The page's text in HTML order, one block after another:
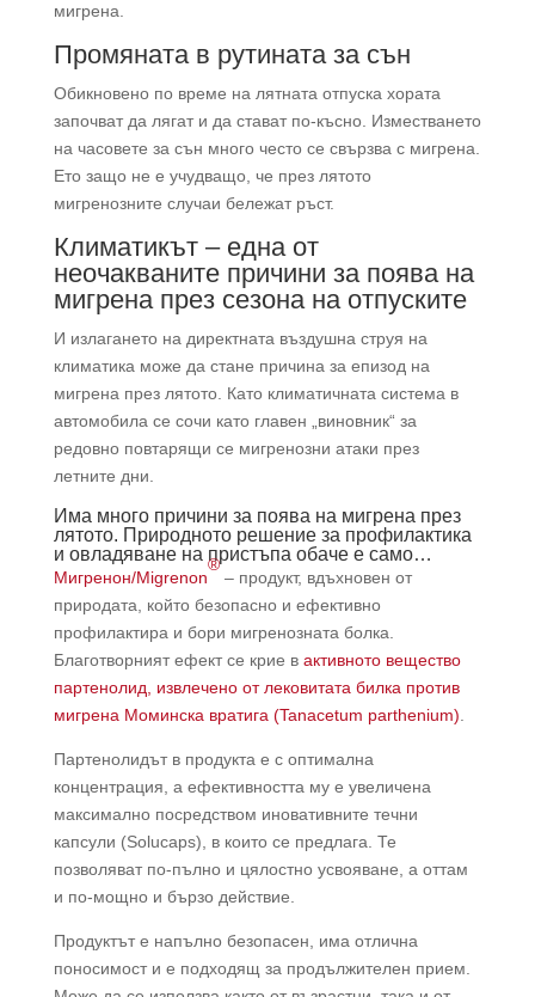
мигрена.
Промяната в рутината за сън
Обикновено по време на лятната отпуска хората
започват да лягат и да стават по-късно. Изместването
на часовете за сън много често се свързва с мигрена.
Ето защо не е учудващо, че през лятото
мигренозните случаи бележат ръст.
Климатикът – една от
неочакваните причини за поява на
мигрена през сезона на отпуските
И излагането на директната въздушна струя на
климатика може да стане причина за епизод на
мигрена през лятото. Като климатичната система в
автомобила се сочи като главен „виновник“ за
редовно повтарящи се мигренозни атаки през
летните дни.
Има много причини за поява на мигрена през
лятото. Природното решение за профилактика
и овладяване на пристъпа обаче е само…
Мигренон/Migrenon
®
– продукт, вдъхновен от
природата, който безопасно и ефективно
профилактира и бори мигренозната болка.
Благотворният ефект се крие в активното вещество
партенолид, извлечено от лековитата билка против
мигрена Моминска вратига (Tanacetum parthenium).
Партенолидът в продукта е с оптимална
концентрация, а ефективността му е увеличена
максимално посредством иновативните течни
капсули (Solucaps), в които се предлага. Те
позволяват по-пълно и цялостно усвояване, а оттам
и по-мощно и бързо действие.
Продуктът е напълно безопасен, има отлична
поносимост и е подходящ за продължителен прием.